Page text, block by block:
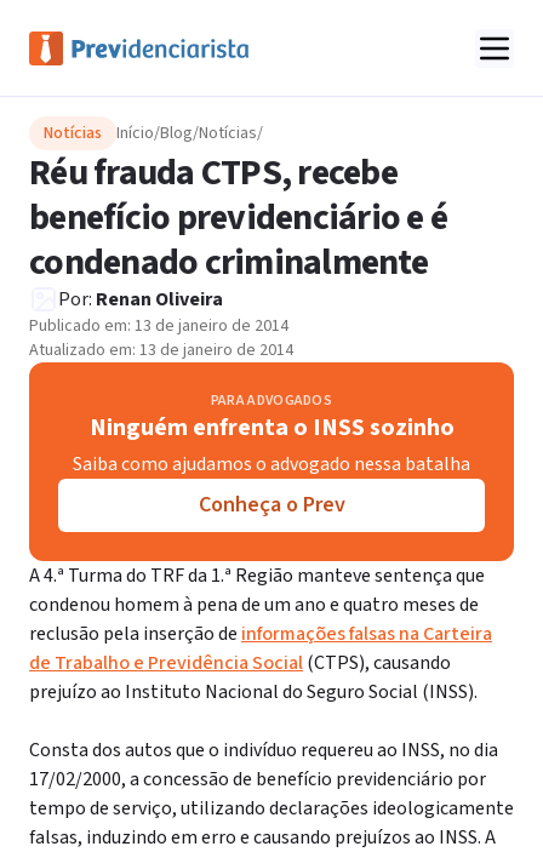
Notícias Início/Blog/Notícias/
Réu frauda CTPS, recebe
benefício previdenciário e é
condenado criminalmente
Por: Renan Oliveira
Publicado em: 13 de janeiro de 2014
Atualizado em: 13 de janeiro de 2014
PARA ADVOGADOS
Ninguém enfrenta o INSS sozinho
Saiba como ajudamos o advogado nessa batalha
Conheça o Prev
A 4.ª Turma do TRF da 1.ª Região manteve sentença que
condenou homem à pena de um ano e quatro meses de
reclusão pela inserção de informações falsas na Carteira
de Trabalho e Previdência Social(CTPS), causando
prejuízo ao Instituto Nacional do Seguro Social (INSS).
Consta dos autos que o indivíduo requereu ao INSS, no dia
17/02/2000, a concessão de benefício previdenciário por
tempo de serviço, utilizando declarações ideologicamente
falsas, induzindo em erro e causando prejuízos ao INSS. A